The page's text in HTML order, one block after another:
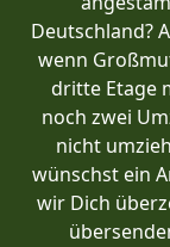
Deutschland?
wenn
dritte Etage
noch zwei
nicht
wünschst ein
wir Dich